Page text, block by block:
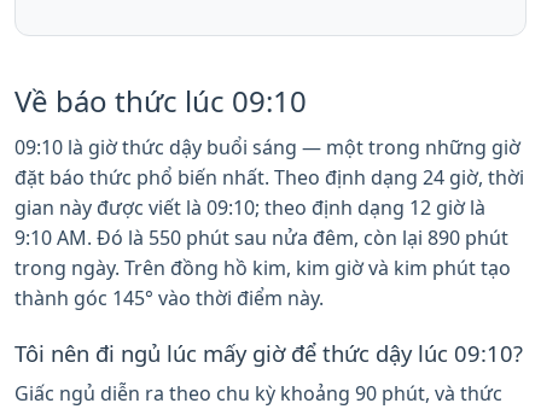
Về báo thức lúc 09:10
09:10 là giờ thức dậy buổi sáng — một trong những giờ
đặt báo thức phổ biến nhất. Theo định dạng 24 giờ, thời
gian này được viết là 09:10; theo định dạng 12 giờ là
9:10 AM. Đó là 550 phút sau nửa đêm, còn lại 890 phút
trong ngày. Trên đồng hồ kim, kim giờ và kim phút tạo
thành góc 145° vào thời điểm này.
Tôi nên đi ngủ lúc mấy giờ để thức dậy lúc 09:10?
Giấc ngủ diễn ra theo chu kỳ khoảng 90 phút, và thức